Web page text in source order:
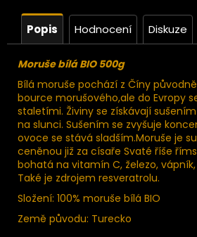
Popis Hodnocení Diskuze
Moruše bílá BIO 500g
Bílá moruše pochází z Číny
bource morušového,ale do Evropy
staletími. Živiny se získávají
na slunci. Sušením se zvyšuje
ovoce se stává sladším.Moruše je
ceněnou již za císaře Svaté říše
bohatá na vitamín C, železo,
Také je zdrojem resveratrolu.
Složení: 100% moruše
Země původu: Turecko
RAW
229